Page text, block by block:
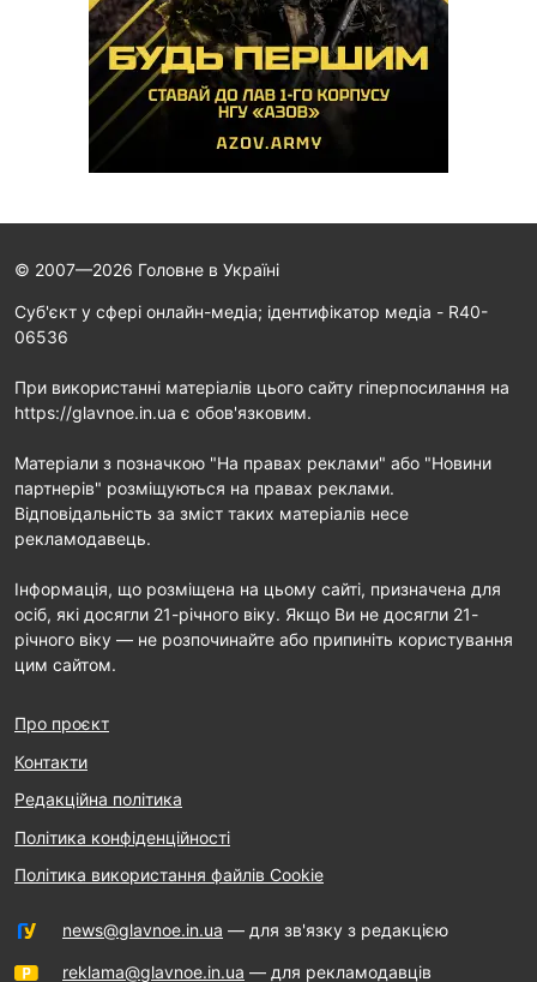
© 2007—2026 Головне в Україні
Cуб'єкт у сфері онлайн-медіа; ідентифікатор медіа - R40-
06536
При використанні матеріалів цього сайту гіперпосилання на
https://glavnoe.in.ua є обов'язковим.
Матеріали з позначкою "На правах реклами" або "Новини
партнерів" розміщуються на правах реклами.
Відповідальність за зміст таких матеріалів несе
рекламодавець.
Інформація, що розміщена на цьому сайті, призначена для
осіб, які досягли 21-річного віку. Якщо Ви не досягли 21-
річного віку — не розпочинайте або припиніть користування
цим сайтом.
Про проєкт
Контакти
Редакційна політика
Політика конфіденційності
Політика використання файлів Cookie
news@glavnoe.in.ua — для зв'язку з редакцією
reklama@glavnoe.in.ua — для рекламодавців